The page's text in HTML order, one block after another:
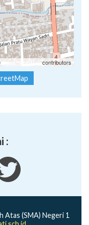
OpenStreetMap contributors
:
Atas (SMA) Negeri 1